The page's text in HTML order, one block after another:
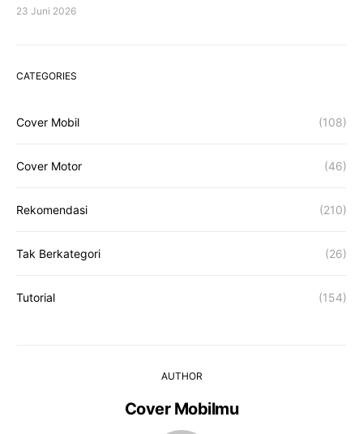
23 Juni 2026
CATEGORIES
Cover Mobil (108)
Cover Motor (46)
Rekomendasi (210)
Tak Berkategori (26)
Tutorial (154)
AUTHOR
Cover Mobilmu